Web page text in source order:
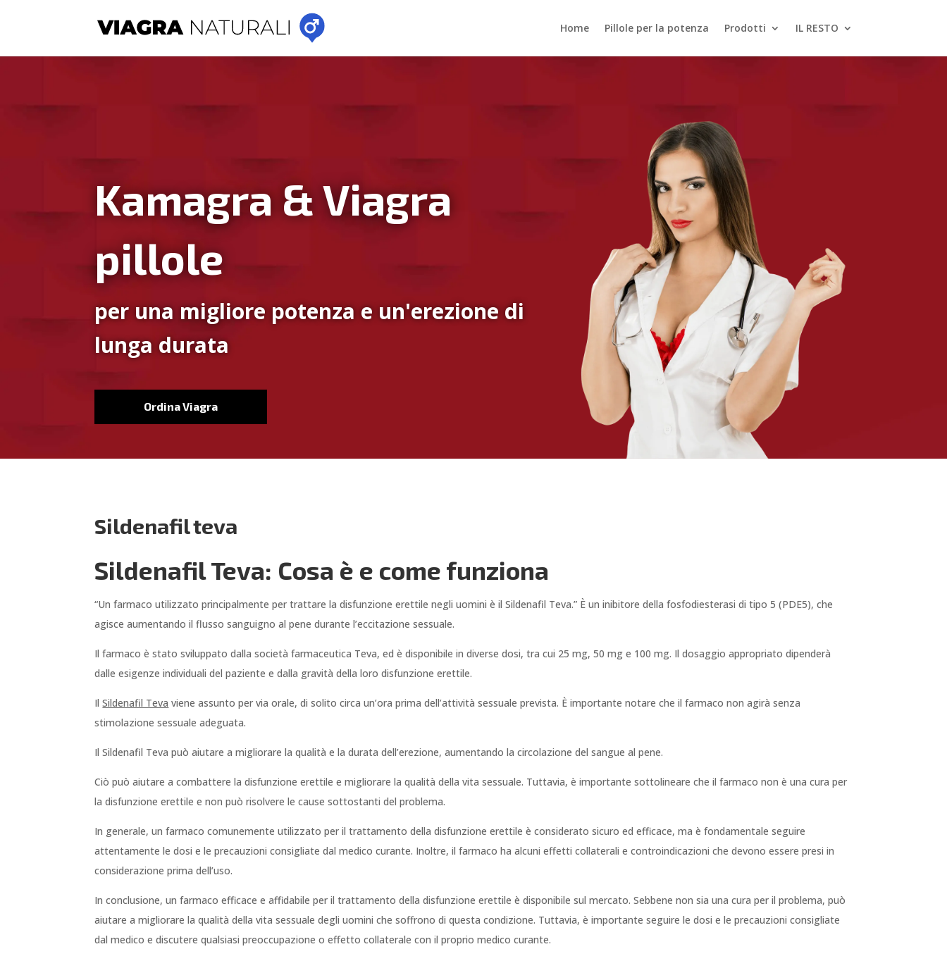
Home Pillole per la potenza Prodotti IL RESTO
Kamagra & Viagra
pillole
per una migliore potenza e un'erezione di
lunga durata
Ordina Viagra
Sildenafil teva
Sildenafil Teva: Cosa è e come funziona
“Un farmaco utilizzato principalmente per trattare la disfunzione erettile negli uomini è il Sildenafil Teva.” È un inibitore della fosfodiesterasi di tipo 5 (PDE5), che
agisce aumentando il flusso sanguigno al pene durante l’eccitazione sessuale.
Il farmaco è stato sviluppato dalla società farmaceutica Teva, ed è disponibile in diverse dosi, tra cui 25 mg, 50 mg e 100 mg. Il dosaggio appropriato dipenderà
dalle esigenze individuali del paziente e dalla gravità della loro disfunzione erettile.
IlSildenafil Teva viene assunto per via orale, di solito circa un’ora prima dell’attività sessuale prevista. È importante notare che il farmaco non agirà senza
stimolazione sessuale adeguata.
Il Sildenafil Teva può aiutare a migliorare la qualità e la durata dell’erezione, aumentando la circolazione del sangue al pene.
Ciò può aiutare a combattere la disfunzione erettile e migliorare la qualità della vita sessuale. Tuttavia, è importante sottolineare che il farmaco non è una cura per
la disfunzione erettile e non può risolvere le cause sottostanti del problema.
In generale, un farmaco comunemente utilizzato per il trattamento della disfunzione erettile è considerato sicuro ed efficace, ma è fondamentale seguire
attentamente le dosi e le precauzioni consigliate dal medico curante. Inoltre, il farmaco ha alcuni effetti collaterali e controindicazioni che devono essere presi in
considerazione prima dell’uso.
In conclusione, un farmaco efficace e affidabile per il trattamento della disfunzione erettile è disponibile sul mercato. Sebbene non sia una cura per il problema, può
aiutare a migliorare la qualità della vita sessuale degli uomini che soffrono di questa condizione. Tuttavia, è importante seguire le dosi e le precauzioni consigliate
dal medico e discutere qualsiasi preoccupazione o effetto collaterale con il proprio medico curante.